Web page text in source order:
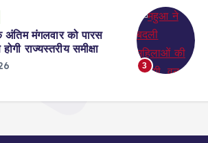
मंगलवार को पारस
राज्यस्तरीय समीक्षा
3